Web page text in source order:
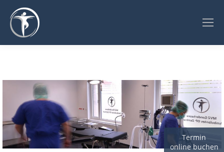
Termin
online buchen